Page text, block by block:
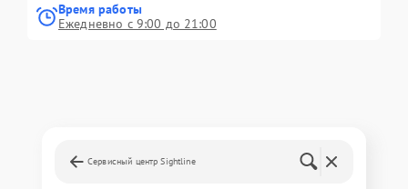
Время работы
Ежедневно с 9:00 до 21:00
Сервисный центр Sightline